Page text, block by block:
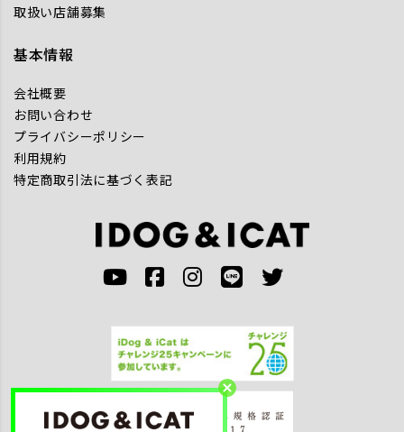
取扱い店舗募集
基本情報
会社概要
お問い合わせ
プライバシーポリシー
利用規約
特定商取引法に基づく表記